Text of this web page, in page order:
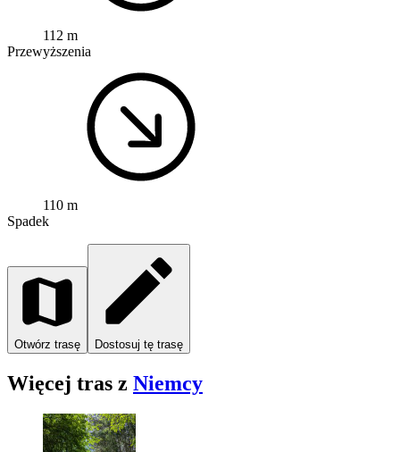
112 m
Przewyższenia
110 m
Spadek
Otwórz trasę Dostosuj tę trasę
Więcej tras z Niemcy